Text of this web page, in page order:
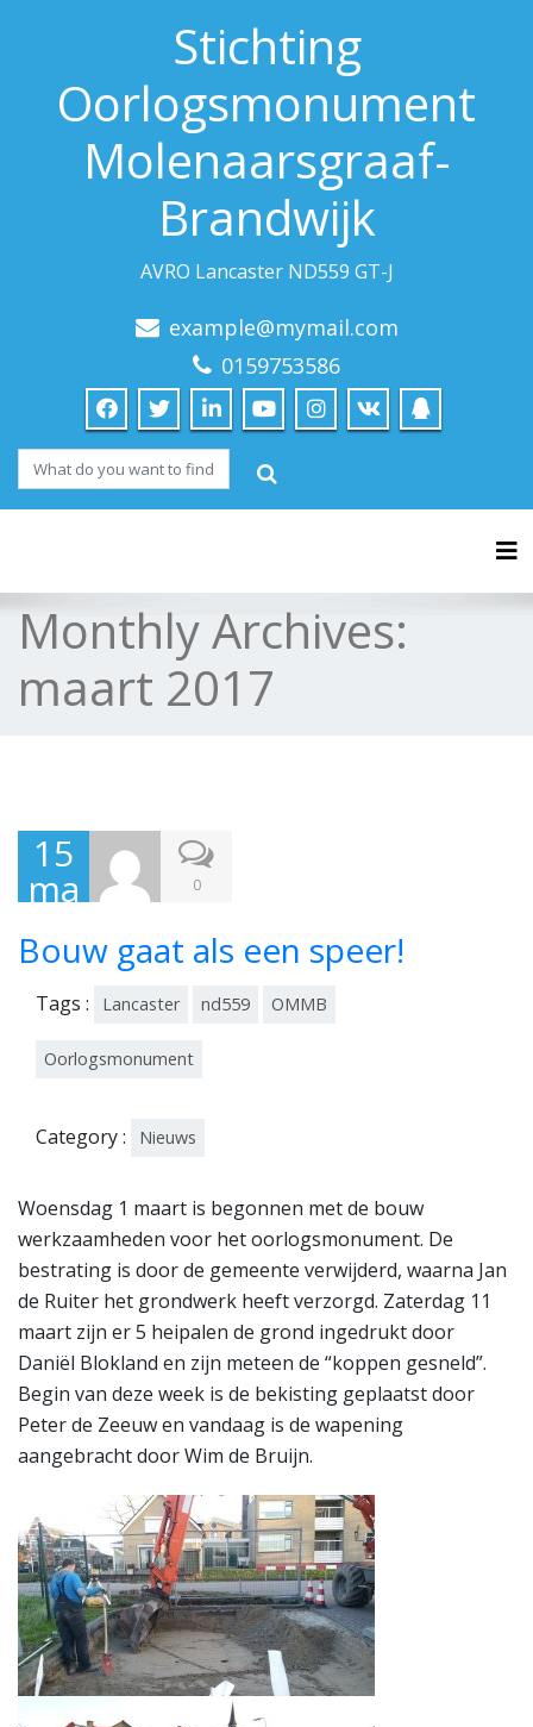
Stichting
Oorlogsmonument
Molenaarsgraaf-
Brandwijk
AVRO Lancaster ND559 GT-J
example@mymail.com
0159753586
Monthly Archives:
maart 2017
15
ma
201
7
0
Bouw gaat als een speer!
Tags : Lancaster nd559 OMMB
Oorlogsmonument
Category : Nieuws
Woensdag 1 maart is begonnen met de bouw
werkzaamheden voor het oorlogsmonument. De
bestrating is door de gemeente verwijderd, waarna Jan
de Ruiter het grondwerk heeft verzorgd. Zaterdag 11
maart zijn er 5 heipalen de grond ingedrukt door
Daniël Blokland en zijn meteen de “koppen gesneld”.
Begin van deze week is de bekisting geplaatst door
Peter de Zeeuw en vandaag is de wapening
aangebracht door Wim de Bruijn.